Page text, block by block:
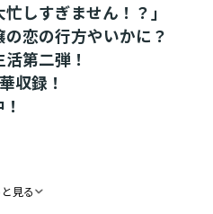
しすぎません！？」
の恋の行方やいかに？
第二弾！
収録！
に会えなくなる寂しさを必
見る